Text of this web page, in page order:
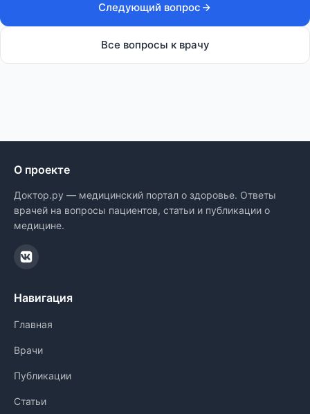
Следующий вопрос
Все вопросы к врачу
О проекте
Доктор.ру — медицинский портал о здоровье. Ответы
врачей на вопросы пациентов, статьи и публикации о
медицине.
Навигация
Главная
Врачи
Публикации
Статьи